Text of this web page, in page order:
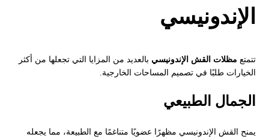
الإندونيسي
تتمتع مظلات القش الإندونيسي بالعديد من المزايا التي تجعلها من أكثر
الخيارات طلبًا في تصميم المساحات الخارجية.
الجمال الطبيعي
يمنح القش الإندونيسي مظهرًا عضويًا متناغمًا مع الطبيعة، مما يجعله